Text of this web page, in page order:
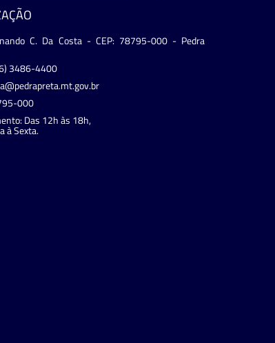
C. Da Costa - CEP: 78795-000 - Pedra
3486-4400
000
Das 12h às 18h,
à Sexta.